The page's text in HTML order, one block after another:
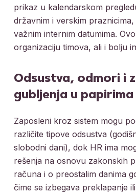
prikaz u kalendarskom
državnim i verskim
važnim internim datumima.
organizaciju timova, ali i bolju
Odsustva, odmori i
gubljenja u papirima
Zaposleni kroz sistem mogu
različite tipove odsustva
slobodni dani), dok HR ima
rešenja na osnovu zakonskih
računa i o preostalim danima
čime se izbegava preklapanje